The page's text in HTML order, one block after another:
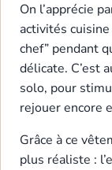
On l’apprécie
activités
chef” pendant
délicate. C’est
solo, pour
rejouer encore
Grâce à ce
plus réaliste :